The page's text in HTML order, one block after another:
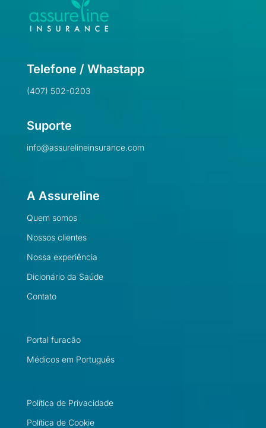
Telefone / Whastapp
(407) 502-0203
Suporte
info@assurelineinsurance.com
A Assureline
Quem somos
Nossos clientes
Nossa experiência
Dicionário da Saúde
Contato
Portal furacão
Médicos em Português
Política de Privacidade
Política de Cookie